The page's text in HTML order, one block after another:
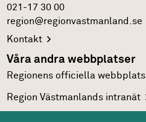
021-17 30 00
region@regionvastmanland.se
Kontakt
Våra andra webbplatser
Regionens officiellawebbplats
Region Västmanlandsintranät